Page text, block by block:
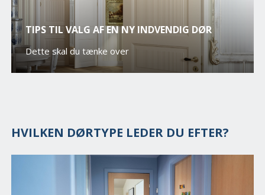
TIPS TIL VALG AF EN NY INDVENDIG DØR
Dette skal du tænke over
HVILKEN DØRTYPE LEDER DU EFTER?